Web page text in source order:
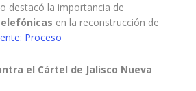
destacó la importancia de
en la reconstrucción de
Proceso
el Cártel de Jalisco Nueva